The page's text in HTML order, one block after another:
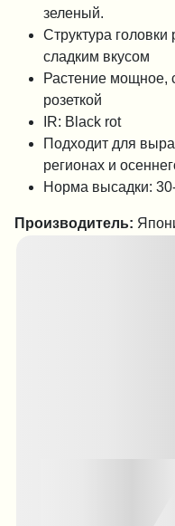
зеленый.
Структура
сладким вкусом
Растение мощное,
розеткой
IR: Black rot
Подходит для
регионах и
Норма высадки:
Производитель: